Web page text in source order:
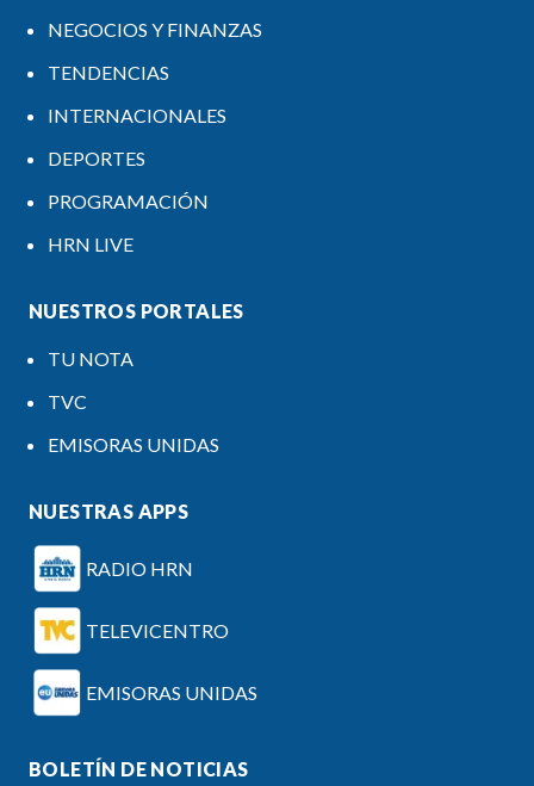
NEGOCIOS Y FINANZAS
TENDENCIAS
INTERNACIONALES
DEPORTES
PROGRAMACIÓN
HRN LIVE
NUESTROS PORTALES
TU NOTA
TVC
EMISORAS UNIDAS
NUESTRAS APPS
RADIO HRN
TELEVICENTRO
EMISORAS UNIDAS
BOLETÍN DE NOTICIAS